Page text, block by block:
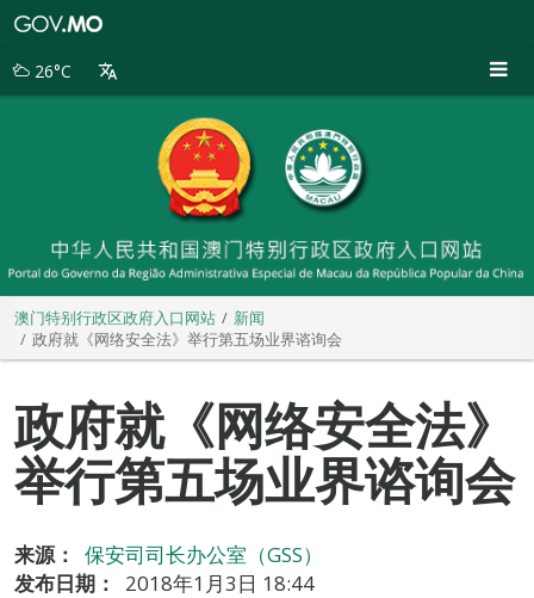
别
26°C
澳门特别行政区政府入口网站
新闻
政府就《网络安全法》举行第五场业界谘询会
政府就《网络安全法》
举行第五场业界谘询会
来源：
保安司司长办公室（GSS）
发布日期：
2018年1月3日 18:44